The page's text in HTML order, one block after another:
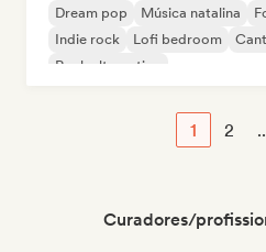
Dream pop Música natalina
Indie rock
Lofi bedroom
Rock alternativo
1 2
Curadores/